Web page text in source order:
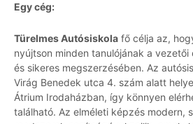
Egy cég:
Türelmes Autósiskola fő célja az,
nyújtson minden tanulójának a
és sikeres megszerzésében. Az
Virág Benedek utca 4. szám alatt
Átrium Irodaházban, így könnyen
található. Az elméleti képzés modern,